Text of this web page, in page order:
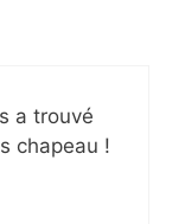
a trouvé
chapeau !